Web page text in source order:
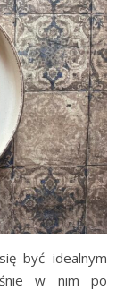
być idealnym
w nim po